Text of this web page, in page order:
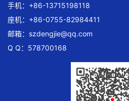
手机：+86-13715198118
座机：+86-0755-82984411
邮箱： szdengjie@qq.com
Q Q：578700168